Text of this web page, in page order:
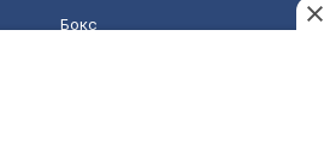
Бокс